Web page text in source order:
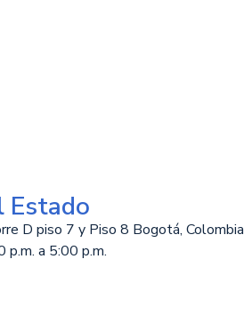
Estado
D piso 7 y Piso 8 Bogotá, Colombia
p.m. a 5:00 p.m.